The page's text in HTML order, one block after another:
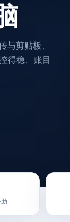
与剪贴板、
得稳、账目